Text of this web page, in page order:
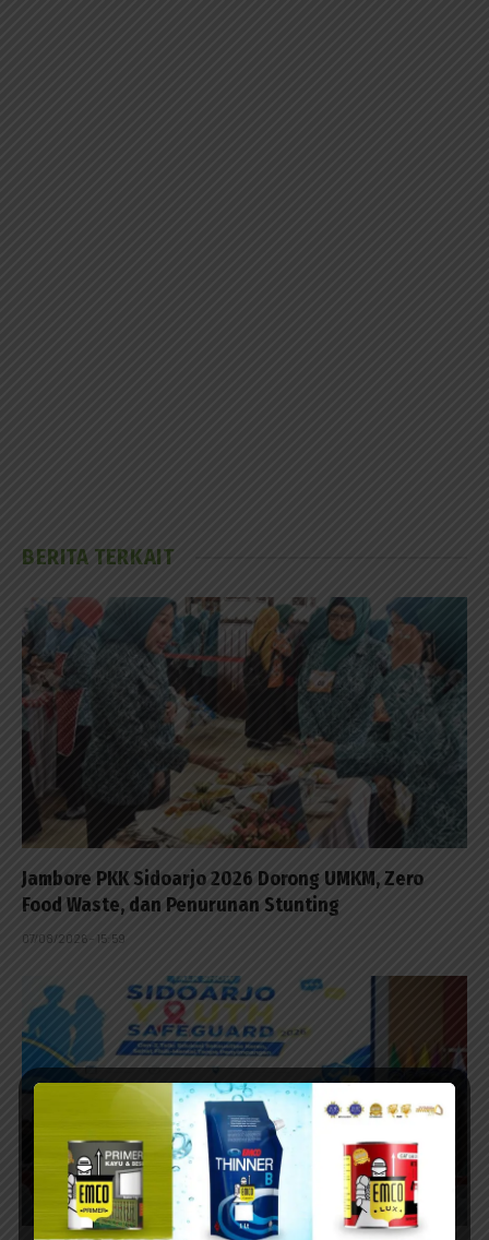
BERITA TERKAIT
Jambore PKK Sidoarjo 2026 Dorong UMKM, Zero
Food Waste, dan Penurunan Stunting
07/08/2026 - 15:59